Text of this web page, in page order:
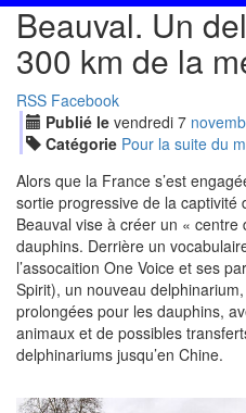
Beauval. Un
300 km de la
RSS Facebook
Publié le vendredi 7 nov
Catégorie Pour la suite du
Alors que la France s’est
sortie progressive de la
Beauval vise à créer un « centre
dauphins. Derrière un
l’assocaition One Voice et ses
Spirit), un nouveau
prolongées pour les dauphins,
animaux et de possibles
delphinariums jusqu’en Chine.